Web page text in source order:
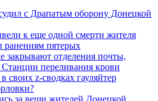
с Драпатым оборону Донецкой
к еще одной смерти жителя
ранениям пятерых
закрывают отделения почты,
Станции переливания крови
своих z-сводках гауляйтер
за вещи жителей Донецкой